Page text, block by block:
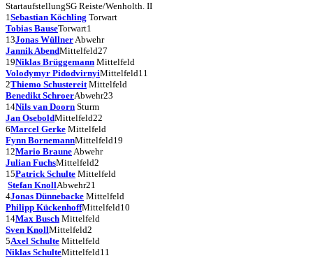
StartaufstellungSG Reiste/Wenholth. II
1Sebastian Köchling Torwart
Tobias BauseTorwart1
13Jonas WüllnerAbwehr
Jannik AbendMittelfeld27
19Niklas Brüggemann Mittelfeld
Volodymyr PidodvirnyiMittelfeld11
2Thiemo Schustereit Mittelfeld
Benedikt SchroerAbwehr23
14Nils van Doorn Sturm
Jan OseboldMittelfeld22
6Marcel Gerke Mittelfeld
Fynn BornemannMittelfeld19
12Mario BrauneAbwehr
Julian FuchsMittelfeld2
15Patrick Schulte Mittelfeld
Stefan KnollAbwehr21
4Jonas Dünnebacke Mittelfeld
Philipp KückenhoffMittelfeld10
14Max Busch Mittelfeld
Sven KnollMittelfeld2
5Axel Schulte Mittelfeld
Niklas SchulteMittelfeld11